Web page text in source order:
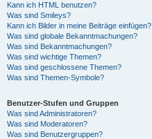
Kann ich HTML benutzen?
Was sind Smileys?
Kann ich Bilder in meine Beiträge einfügen?
Was sind globale Bekanntmachungen?
Was sind Bekanntmachungen?
Was sind wichtige Themen?
Was sind geschlossene Themen?
Was sind Themen-Symbole?
Benutzer-Stufen und Gruppen
Was sind Administratoren?
Was sind Moderatoren?
Was sind Benutzergruppen?